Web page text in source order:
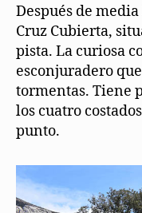
Después de
Cruz Cubierta,
pista. La curiosa
esconjuradero
tormentas. Tiene
los cuatro
punto.